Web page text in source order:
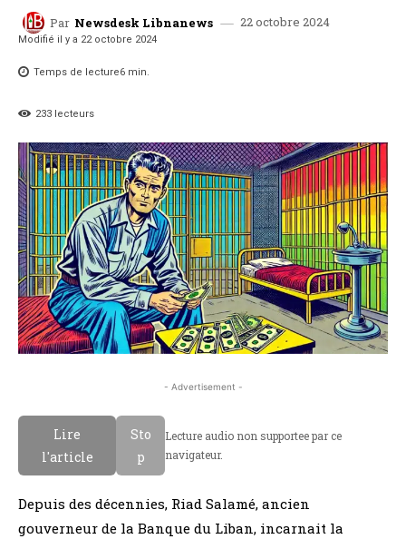
Par Newsdesk Libnanews 22 octobre 2024
Modifié il y a 22 octobre 2024
Temps de lecture6 min.
233 lecteurs
- Advertisement -
Lire
l'article
Sto
p
Lecture audio non supportee par ce
navigateur.
Depuis des décennies, Riad Salamé, ancien
gouverneur de la Banque du Liban, incarnait la